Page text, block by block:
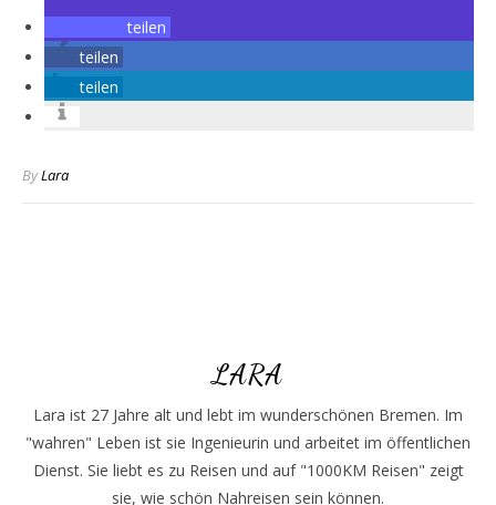
teilen
teilen
teilen
ByLara
LARA
Lara ist 27 Jahre alt und lebt im wunderschönen Bremen. Im
"wahren" Leben ist sie Ingenieurin und arbeitet im öffentlichen
Dienst. Sie liebt es zu Reisen und auf "1000KM Reisen" zeigt
sie, wie schön Nahreisen sein können.